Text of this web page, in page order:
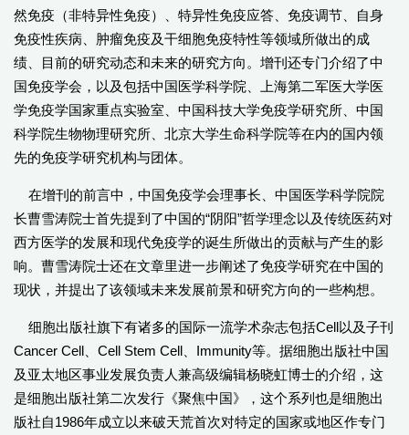
然免疫（非特异性免疫）、特异性免疫应答、免疫调节、自身
免疫性疾病、肿瘤免疫及干细胞免疫特性等领域所做出的成
绩、目前的研究动态和未来的研究方向。增刊还专门介绍了中
国免疫学会，以及包括中国医学科学院、上海第二军医大学医
学免疫学国家重点实验室、中国科技大学免疫学研究所、中国
科学院生物物理研究所、北京大学生命科学院等在内的国内领
先的免疫学研究机构与团体。
在增刊的前言中，中国免疫学会理事长、中国医学科学院院
长曹雪涛院士首先提到了中国的“阴阳”哲学理念以及传统医药对
西方医学的发展和现代免疫学的诞生所做出的贡献与产生的影
响。曹雪涛院士还在文章里进一步阐述了免疫学研究在中国的
现状，并提出了该领域未来发展前景和研究方向的一些构想。
细胞出版社旗下有诸多的国际一流学术杂志包括Cell以及子刊
Cancer Cell、Cell Stem Cell、Immunity等。据细胞出版社中国
及亚太地区事业发展负责人兼高级编辑杨晓虹博士的介绍，这
是细胞出版社第二次发行《聚焦中国》，这个系列也是细胞出
版社自1986年成立以来破天荒首次对特定的国家或地区作专门